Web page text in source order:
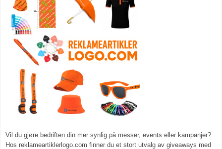
Vil du gjøre bedriften din mer synlig på messer, events eller kampanjer?
Hos reklameartiklerlogo.com finner du et stort utvalg av giveaways med